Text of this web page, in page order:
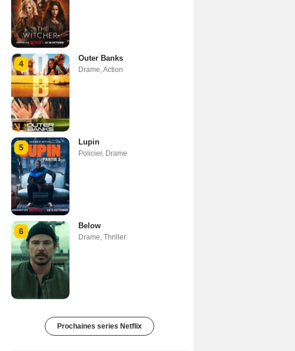
4
Outer Banks
Drame,Action
5
Lupin
Policier, Drame
6
Below
Drame, Thriller
Prochaines series Netflix